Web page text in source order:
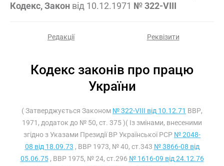
Кодекс, Закон від 10.12.1971 № 322-VIII
Редакції Реквізити
Кодекс законів про працю
України
( Затверджується Законом № 322-VIII від 10.12.71 ВВР,
1971, додаток до № 50, ст. 375 )( Із змінами, внесеними
згідно з Указами Президії ВР Української РСР № 2048-
08 від 18.09.73 , ВВР 1973, № 40, ст.343 № 3866-08 від
05.06.75, ВВР 1975, № 24, ст.296 № 1616-09 від 24.12.76